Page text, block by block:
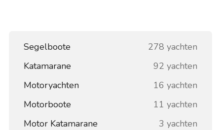
Segelboote
278 yachten
Katamarane
92 yachten
Motoryachten
16 yachten
Motorboote
11 yachten
Motor Katamarane
3 yachten